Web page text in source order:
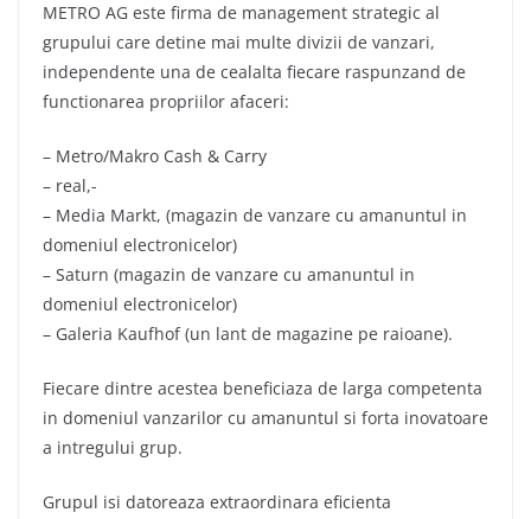
METRO AG este firma de management strategic al
grupului care detine mai multe divizii de vanzari,
independente una de cealalta fiecare raspunzand de
functionarea propriilor afaceri:
– Metro/Makro Cash & Carry
– real,-
– Media Markt, (magazin de vanzare cu amanuntul in
domeniul electronicelor)
– Saturn (magazin de vanzare cu amanuntul in
domeniul electronicelor)
– Galeria Kaufhof (un lant de magazine pe raioane).
Fiecare dintre acestea beneficiaza de larga competenta
in domeniul vanzarilor cu amanuntul si forta inovatoare
a intregului grup.
Grupul isi datoreaza extraordinara eficienta